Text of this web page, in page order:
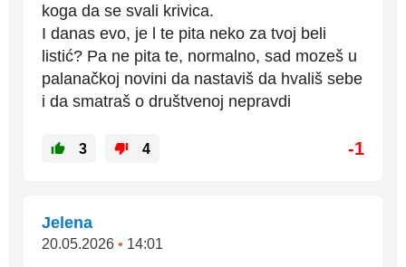
koga da se svali krivica.
I danas evo, je l te pita neko za tvoj beli
listić? Pa ne pita te, normalno, sad mozeš u
palanačkoj novini da nastaviš da hvališ sebe
i da smatraš o društvenoj nepravdi
3 4 -1
Jelena
20.05.2026 • 14:01